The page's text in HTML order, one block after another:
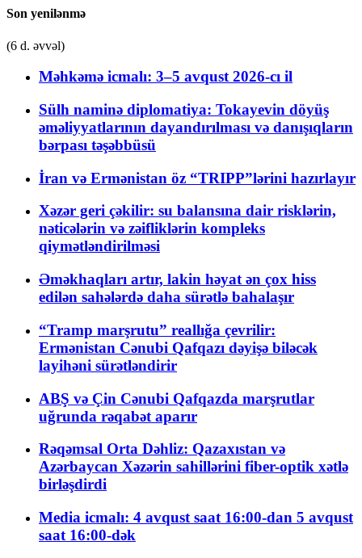
Son yenilənmə
(6 d. əvvəl)
Məhkəmə icmalı: 3–5 avqust 2026-cı il
Sülh naminə diplomatiya: Tokayevin döyüş
əməliyyatlarının dayandırılması və danışıqların
bərpası təşəbbüsü
İran və Ermənistan öz “TRIPP”lərini hazırlayır
Xəzər geri çəkilir: su balansına dair risklərin,
nəticələrin və zəifliklərin kompleks
qiymətləndirilməsi
Əməkhaqları artır, lakin həyat ən çox hiss
edilən sahələrdə daha sürətlə bahalaşır
“Tramp marşrutu” reallığa çevrilir:
Ermənistan Cənubi Qafqazı dəyişə biləcək
layihəni sürətləndirir
ABŞ və Çin Cənubi Qafqazda marşrutlar
uğrunda rəqabət aparır
Rəqəmsal Orta Dəhliz: Qazaxıstan və
Azərbaycan Xəzərin sahillərini fiber-optik xətlə
birləşdirdi
Media icmalı: 4 avqust saat 16:00-dan 5 avqust
saat 16:00-dək